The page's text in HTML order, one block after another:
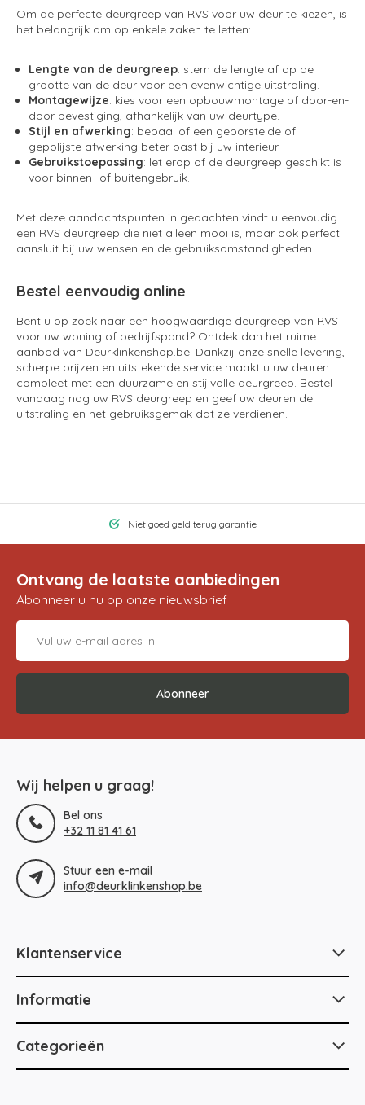
Om de perfecte deurgreep van RVS voor uw deur te kiezen, is
het belangrijk om op enkele zaken te letten:
Lengte van de deurgreep: stem de lengte af op de
grootte van de deur voor een evenwichtige uitstraling.
Montagewijze: kies voor een opbouwmontage of door-en-
door bevestiging, afhankelijk van uw deurtype.
Stijl en afwerking: bepaal of een geborstelde of
gepolijste afwerking beter past bij uw interieur.
Gebruikstoepassing: let erop of de deurgreep geschikt is
voor binnen- of buitengebruik.
Met deze aandachtspunten in gedachten vindt u eenvoudig
een RVS deurgreep die niet alleen mooi is, maar ook perfect
aansluit bij uw wensen en de gebruiksomstandigheden.
Bestel eenvoudig online
Bent u op zoek naar een hoogwaardige deurgreep van RVS
voor uw woning of bedrijfspand? Ontdek dan het ruime
aanbod van Deurklinkenshop.be. Dankzij onze snelle levering,
scherpe prijzen en uitstekende service maakt u uw deuren
compleet met een duurzame en stijlvolle deurgreep. Bestel
vandaag nog uw RVS deurgreep en geef uw deuren de
uitstraling en het gebruiksgemak dat ze verdienen.
Niet goed geld terug garantie
Ontvang de laatste aanbiedingen
Abonneer u nu op onze nieuwsbrief
Abonneer
Wij helpen u graag!
Bel ons
+32 11 81 41 61
Stuur een e-mail
info@deurklinkenshop.be
Klantenservice
Informatie
Categorieën